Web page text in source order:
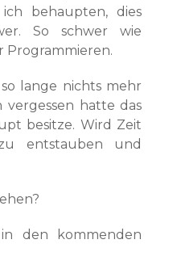
behaupten, dies
So schwer wie
Programmieren.
lange nichts mehr
vergessen hatte das
besitze. Wird Zeit
entstauben und
den kommenden